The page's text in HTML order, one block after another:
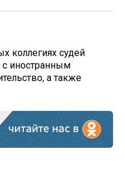
коллегиях судей
с иностранным
а также